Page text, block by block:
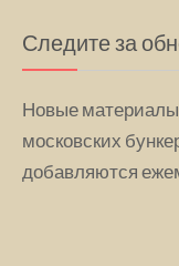
Следите за
Новые материалы
московских
добавляются